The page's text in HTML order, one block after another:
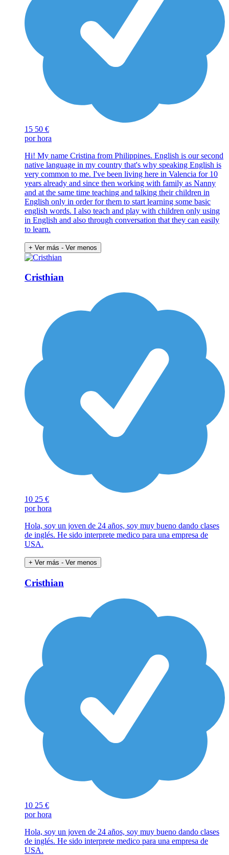
15 50 €
por hora
Hi! My name Cristina from Philippines. English is our second
native language in my country that's why speaking English is
very common to me. I've been living here in Valencia for 10
years already and since then working with family as Nanny
and at the same time teaching and talking their children in
English only in order for them to start learning some basic
english words. I also teach and play with children only using
in English and also through conversation that they can easily
to learn.
+ Ver más - Ver menos
Cristhian
10 25 €
por hora
Hola, soy un joven de 24 años, soy muy bueno dando clases
de inglés. He sido interprete medico para una empresa de
USA.
+ Ver más - Ver menos
Cristhian
10 25 €
por hora
Hola, soy un joven de 24 años, soy muy bueno dando clases
de inglés. He sido interprete medico para una empresa de
USA.